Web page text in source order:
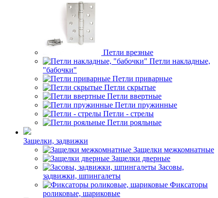
Петли врезные
Петли накладные,
"бабочки"
Петли приварные
Петли скрытые
Петли ввертные
Петли пружинные
Петли - стрелы
Петли рояльные
Защелки, задвижки
Защелки межкомнатные
Защелки дверные
Засовы,
задвижки, шпингалеты
Фиксаторы
роликовые, шариковые